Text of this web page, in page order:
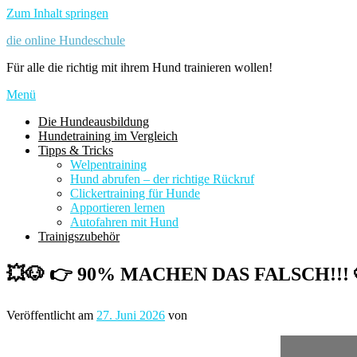
Zum Inhalt springen
die online Hundeschule
Für alle die richtig mit ihrem Hund trainieren wollen!
Menü
Die Hundeausbildung
Hundetraining im Vergleich
Tipps & Tricks
Welpentraining
Hund abrufen – der richtige Rückruf
Clickertraining für Hunde
Apportieren lernen
Autofahren mit Hund
Trainigszubehör
💥🐶 👉 90% MACHEN DAS
Veröffentlicht am 27. Juni 2026 von